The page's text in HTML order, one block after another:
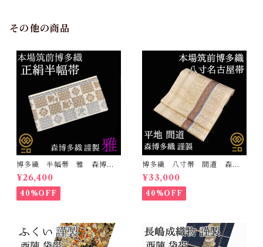
その他の商品
博多織 半幅帯 雅 森博多
織 正絹 リバーシブル 長
さ/3m78cm 日本製 和装
小袋帯 半巾帯
¥26,400
40%OFF
博多織 八寸帯 間道 森博
多織 正絹 日本製 未仕立
て 名古屋帯
¥33,000
40%OFF